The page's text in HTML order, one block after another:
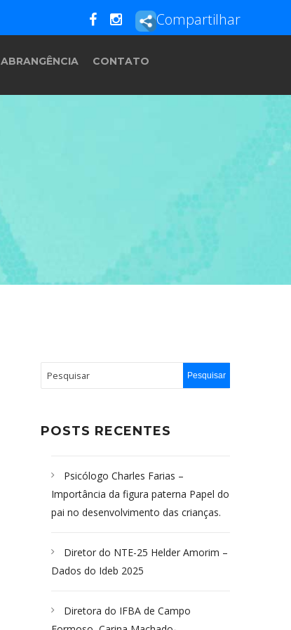
Compartilhar
ABRANGÊNCIA CONTATO
POSTS RECENTES
Psicólogo Charles Farias –
Importância da figura paterna Papel do
pai no desenvolvimento das crianças.
Diretor do NTE-25 Helder Amorim –
Dados do Ideb 2025
Diretora do IFBA de Campo